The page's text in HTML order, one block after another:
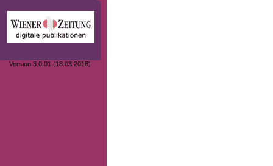
Version 3.0.01 (18.03.2018)